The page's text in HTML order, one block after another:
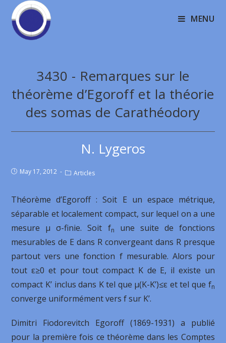
MENU
3430 - Remarques sur le
théorème d’Egoroff et la théorie
des somas de Carathéodory
N. Lygeros
May 17, 2012 Articles
Théorème d’Egoroff : Soit E un espace métrique,
séparable et localement compact, sur lequel on a une
mesure μ σ-finie. Soit fn
une suite de fonctions
mesurables de E dans R convergeant dans R presque
partout vers une fonction f mesurable. Alors pour
tout ε≥0 et pour tout compact K de E, il existe un
compact K’ inclus dans K tel que μ(K-K’)≤ε et tel que fn
converge uniformément vers f sur K’.
Dimitri Fiodorevitch Egoroff (1869-1931) a publié
pour la première fois ce théorème dans les Comptes